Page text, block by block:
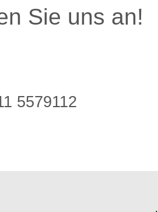
Sie uns an!
5579112